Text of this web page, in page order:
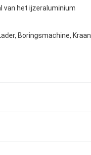
van het ijzeraluminium
Boringsmachine, Kraan